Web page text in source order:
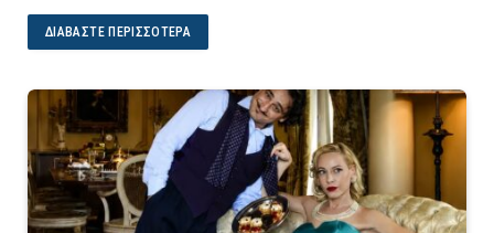
ΔΙΑΒΆΣΤΕ ΠΕΡΙΣΣΌΤΕΡΑ